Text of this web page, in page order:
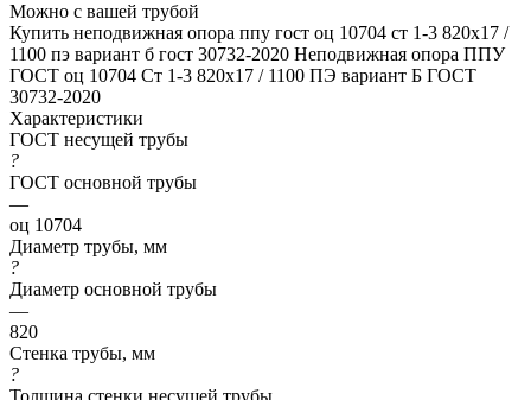
Можно с вашей трубой
Купить неподвижная опора ппу гост оц 10704 ст 1-3 820x17 /
1100 пэ вариант б гост 30732-2020 Неподвижная опора ППУ
ГОСТ оц 10704 Ст 1-3 820x17 / 1100 ПЭ вариант Б ГОСТ
30732-2020
Характеристики
ГОСТ несущей трубы
?
ГОСТ основной трубы
—
оц 10704
Диаметр трубы, мм
?
Диаметр основной трубы
—
820
Стенка трубы, мм
?